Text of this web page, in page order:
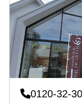
0120-32-